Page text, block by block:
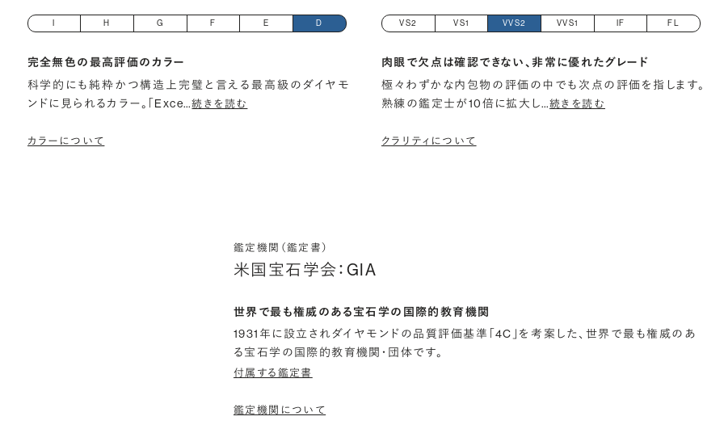
H G F E D
完全無色の最高評価のカラー
科学的にも純粋かつ構造上完璧と言える最高級のダイヤモ
ンドに見られるカラー。「Exce…続きを読む
カラーについて
VS2 VS1 VVS2 VVS1 IF FL
肉眼で欠点は確認できない、非常に優れたグレード
極々わずかな内包物の評価の中でも次点の評価を指します。
熟練の鑑定士が10倍に拡大し…続きを読む
クラリティについて
鑑定機関（鑑定書）
米国宝石学会：GIA
世界で最も権威のある宝石学の国際的教育機関
1931年に設立されダイヤモンドの品質評価基準「4C」を考案した、世界で最も権威のあ
る宝石学の国際的教育機関・団体です。
付属する鑑定書
鑑定機関について